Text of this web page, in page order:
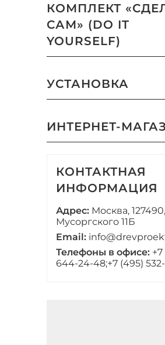
КОМПЛЕКТ
САМ» (DO IT
YOURSELF)
УСТАНОВКА
ИНТЕРНЕТ-
КОНТАКТНАЯ
ИНФОРМАЦИЯ
Адрес: Москва, 127490,
Мусоргского 11Б
Email:
Телефоны в офисе:
644-24-48;+7 (495)